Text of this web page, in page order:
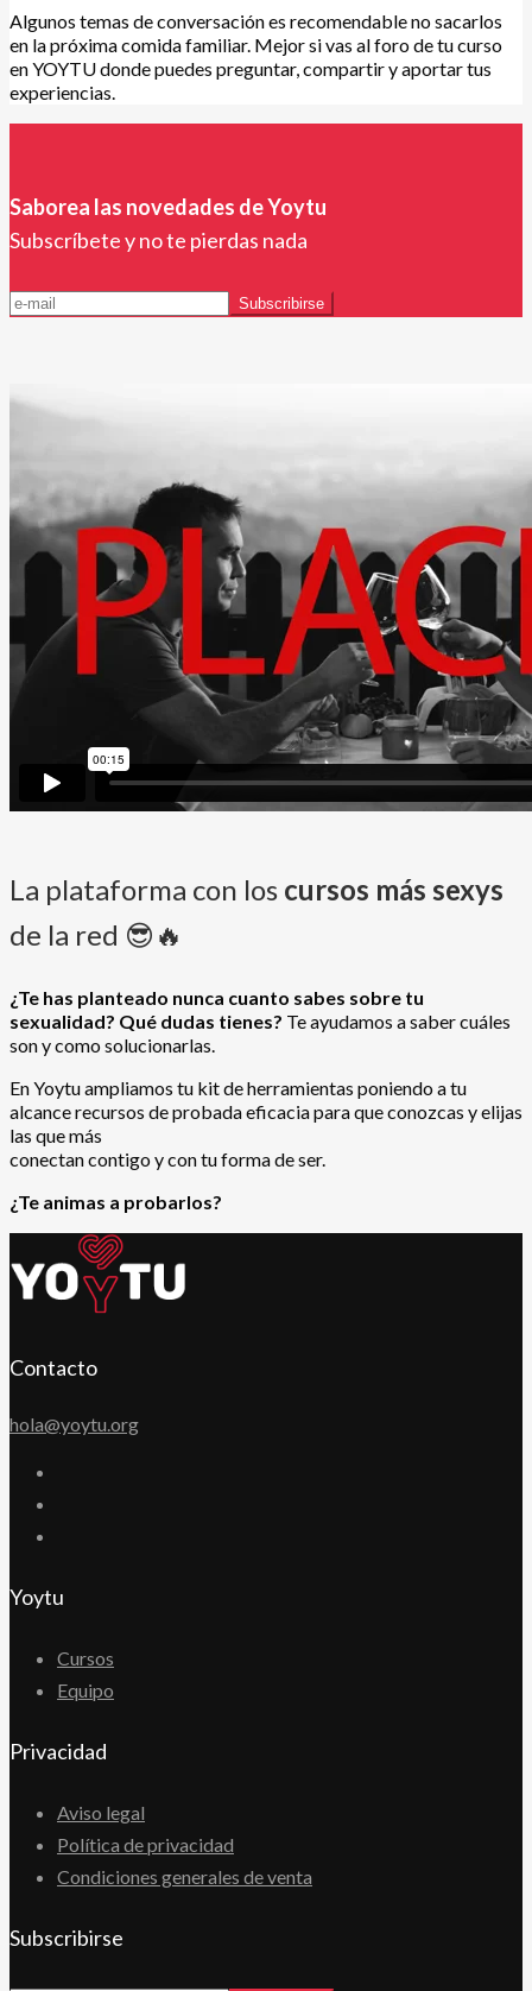
Algunos temas de conversación es recomendable no sacarlos
en la próxima comida familiar. Mejor si vas al foro de tu curso
en YOYTU donde puedes preguntar, compartir y aportar tus
experiencias.
Saborea las novedades de Yoytu
Subscríbete y no te pierdas nada
La plataforma con los cursos más sexys
de la red 😎🔥
¿Te has planteado nunca cuanto sabes sobre tu
sexualidad? Qué dudas tienes? Te ayudamos a saber cuáles
son y como solucionarlas.
En Yoytu ampliamos tu kit de herramientas poniendo a tu
alcance recursos de probada eficacia para que conozcas y elijas
las que más
conectan contigo y con tu forma de ser.
¿Te animas a probarlos?
Contacto
hola@yoytu.org
Yoytu
Cursos
Equipo
Privacidad
Aviso legal
Política de privacidad
Condiciones generales de venta
Subscribirse